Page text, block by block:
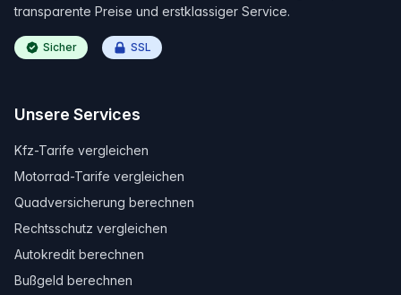
transparente Preise und erstklassiger Service.
Sicher SSL
Unsere Services
Kfz-Tarife vergleichen
Motorrad-Tarife vergleichen
Quadversicherung berechnen
Rechtsschutz vergleichen
Autokredit berechnen
Bußgeld berechnen